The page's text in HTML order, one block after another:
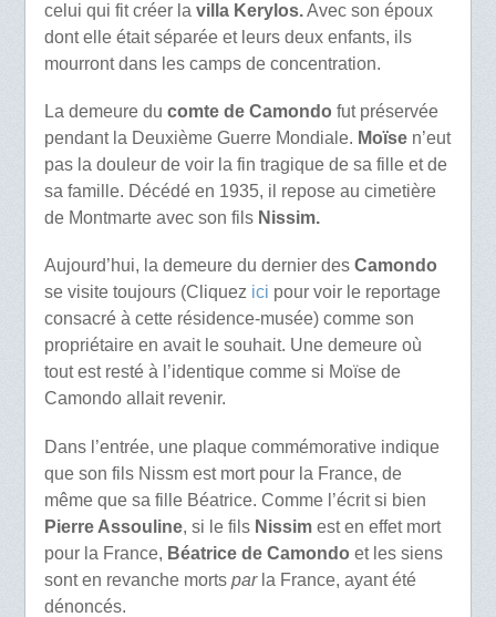
celui qui fit créer la villa Kerylos.Avec son époux
dont elle était séparée et leurs deux enfants, ils
mourront dans les camps de concentration.
La demeure du comte de Camondo fut préservée
pendant la Deuxième Guerre Mondiale. Moïsen’eut
pas la douleur de voir la fin tragique de sa fille et de
sa famille. Décédé en 1935, il repose au cimetière
de Montmarte avec son filsNissim.
Aujourd’hui, la demeure du dernier des Camondo
se visite toujours (Cliquezici pour voir le reportage
consacré à cette résidence-musée) comme son
propriétaire en avait le souhait. Une demeure où
tout est resté à l’identique comme si Moïse de
Camondo allait revenir.
Dans l’entrée, une plaque commémorative indique
que son fils Nissm est mort pour la France, de
même que sa fille Béatrice. Comme l’écrit si bien
Pierre Assouline, si le fils Nissimest en effet mort
pour la France, Béatrice de Camondo et les siens
sont en revanche morts parla France, ayant été
dénoncés.